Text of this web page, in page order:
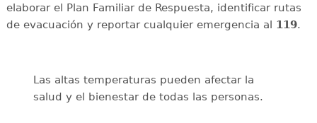
elaborar el Plan Familiar de Respuesta, identificar rutas
de evacuación y reportar cualquier emergencia al 119.
Las altas temperaturas pueden afectar la
salud y el bienestar de todas las personas.